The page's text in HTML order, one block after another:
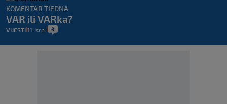
KOMENTAR TJEDNA
VAR ili VARka?
VIJESTI 11. srp. 4